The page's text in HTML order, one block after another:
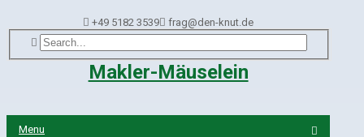
+49 5182 3539 frag@den-knut.de
Makler-Mäuselein
Menu